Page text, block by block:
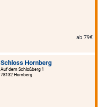
ab 79€
Schloss Hornberg
Auf dem Schloßberg 1
78132 Hornberg